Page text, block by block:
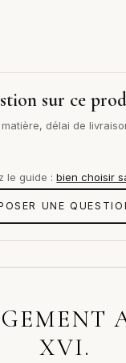
sur ce
délai de
le guide :bien choisir
UNE
XVI.